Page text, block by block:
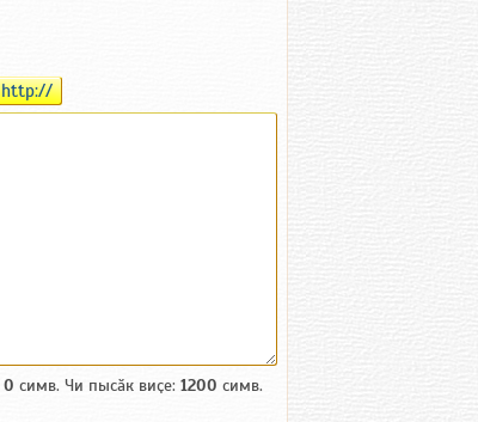
http://
0 симв. Чи пысӑк виҫе: 1200 симв.